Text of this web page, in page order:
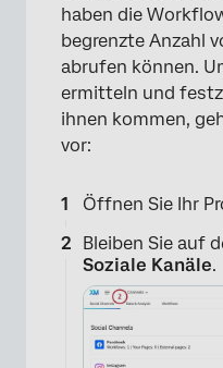
haben die
begrenzte Anzahl
abrufen können.
ermitteln und
ihnen kommen,
vor:
Öffnen Sie Ihr
Bleiben Sie auf
Soziale Kanäle.